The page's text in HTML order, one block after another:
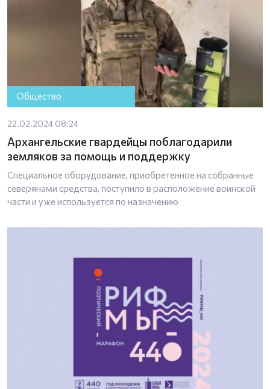
Общество
22.02.2024 08:24
Архангельские гвардейцы поблагодарили
земляков за помощь и поддержку
Специальное оборудование, приобретенное на собранные
северянами средства, поступило в расположение воинской
части и уже используется по назначению